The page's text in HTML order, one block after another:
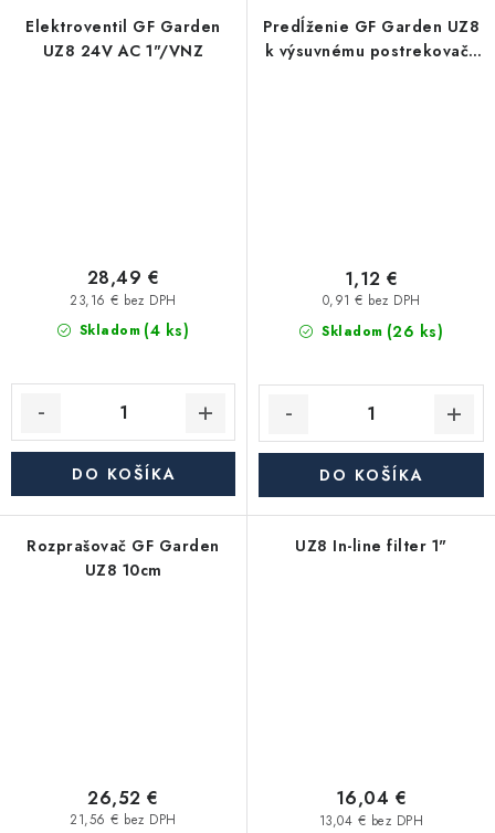
Elektroventil GF Garden
UZ8 24V AC 1"/VNZ
Skladom (4 ks)
23,16 € bez DPH
28,49 €
DO KOŠÍKA
Predĺženie GF Garden UZ8
k výsuvnému postrekovaču
Skladom (26 ks)
0,91 € bez DPH
1,12 €
DO KOŠÍKA
Rozprašovač GF Garden
UZ8 10cm
21,56 € bez DPH
26,52 €
UZ8 In-line filter 1"
13,04 € bez DPH
16,04 €